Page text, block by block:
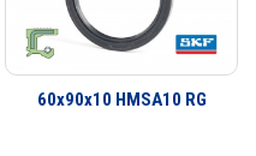
60x90x10 HMSA10 RG